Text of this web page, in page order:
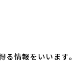
情報をいいます。